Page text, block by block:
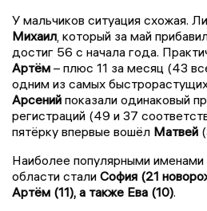
У мальчиков ситуация схожая.
Михаил , который за май
достиг 56 с начала года.
Артём – плюс 11 за месяц (43
одним из самых
Арсений показали одинаковый
регистраций (49 и 37
пятёрку впервые вошёл Матвей
Наиболее популярными
области стали София (21
Артём (11), а также Ева (10).